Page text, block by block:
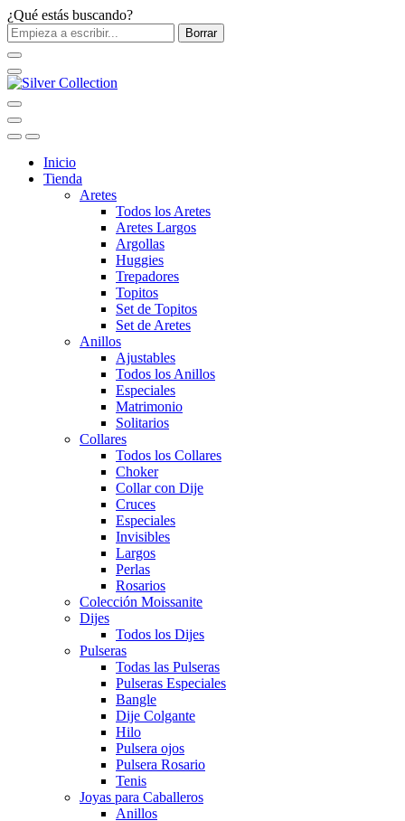
¿Qué estás buscando?
Borrar
Inicio
Tienda
Aretes
Todos los Aretes
Aretes Largos
Argollas
Huggies
Trepadores
Topitos
Set de Topitos
Set de Aretes
Anillos
Ajustables
Todos los Anillos
Especiales
Matrimonio
Solitarios
Collares
Todos los Collares
Choker
Collar con Dije
Cruces
Especiales
Invisibles
Largos
Perlas
Rosarios
Colección Moissanite
Dijes
Todos los Dijes
Pulseras
Todas las Pulseras
Pulseras Especiales
Bangle
Dije Colgante
Hilo
Pulsera ojos
Pulsera Rosario
Tenis
Joyas para Caballeros
Anillos